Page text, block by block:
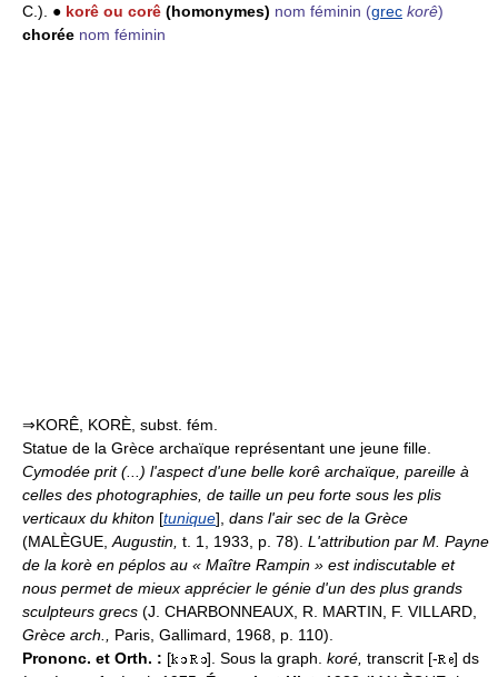
C.). ● korê ou corê (homonymes) nom féminin (grec korê)
chorée nom féminin
⇒KORÊ, KORÈ, subst. fém.
Statue de la Grèce archaïque représentant une jeune fille.
Cymodée prit (...) l'aspect d'une belle korê archaïque, pareille à
celles des photographies, de taille un peu forte sous les plis
verticaux du khiton [tunique], dans l'air sec de la Grèce
(MALÈGUE, Augustin, t. 1, 1933, p. 78). L'attribution par M. Payne
de la korè en péplos au « Maître Rampin » est indiscutable et
nous permet de mieux apprécier le génie d'un des plus grands
sculpteurs grecs (J. CHARBONNEAUX, R. MARTIN, F. VILLARD,
Grèce arch., Paris, Gallimard, 1968, p. 110).
Prononc. et Orth. : [ ]. Sous la graph. koré, transcrit [-
] ds